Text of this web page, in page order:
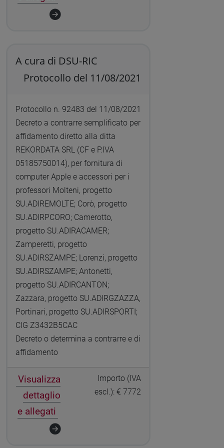
A cura di DSU-RIC
Protocollo del 11/08/2021
Protocollo n. 92483 del 11/08/2021
Decreto a contrarre semplificato per
affidamento diretto alla ditta
REKORDATA SRL (CF e P.IVA
05185750014), per fornitura di
computer Apple e accessori per i
professori Molteni, progetto
SU.ADIREMOLTE; Corò, progetto
SU.ADIRPCORO; Camerotto,
progetto SU.ADIRACAMER;
Zamperetti, progetto
SU.ADIRSZAMPE; Lorenzi, progetto
SU.ADIRSZAMPE; Antonetti,
progetto SU.ADIRCANTON;
Zazzara, progetto SU.ADIRGZAZZA,
Portinari, progetto SU.ADIRSPORTI;
CIG Z3432B5CAC
Decreto o determina a contrarre e di
affidamento
Visualizza
dettaglio
e allegati
Importo (IVA
escl.): € 7772